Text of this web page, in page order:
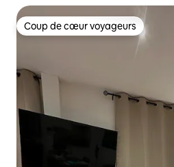
Coup de cœur voyageurs
Coup de cœur voyageurs